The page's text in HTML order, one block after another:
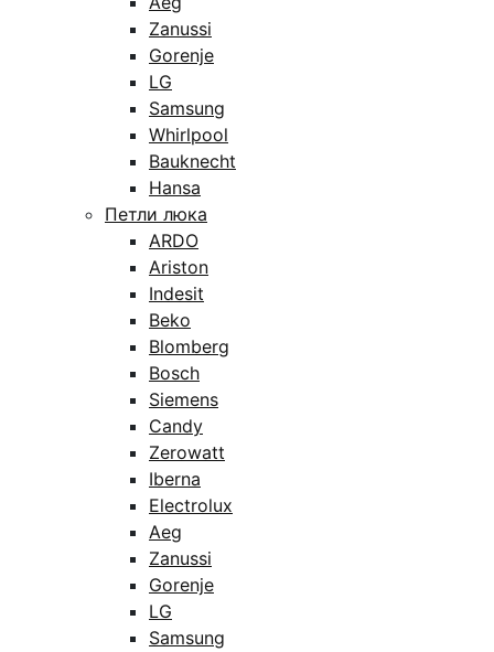
Zanussi
Gorenje
LG
Samsung
Whirlpool
Bauknecht
Hansa
Петли люка
ARDO
Ariston
Indesit
Beko
Blomberg
Bosch
Siemens
Candy
Zerowatt
Iberna
Electrolux
Aeg
Zanussi
Gorenje
LG
Samsung